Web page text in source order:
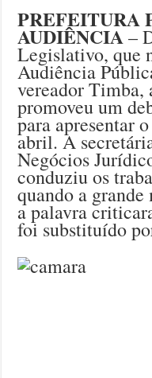
PREFEITURA
AUDIÊNCIA–
Legislativo, que
Audiência
vereador
promoveu um
para apresentar
abril. A
Negócios
conduziu os
quando a
a palavra
foi substituído